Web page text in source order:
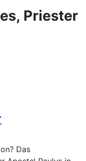
Priester
Das